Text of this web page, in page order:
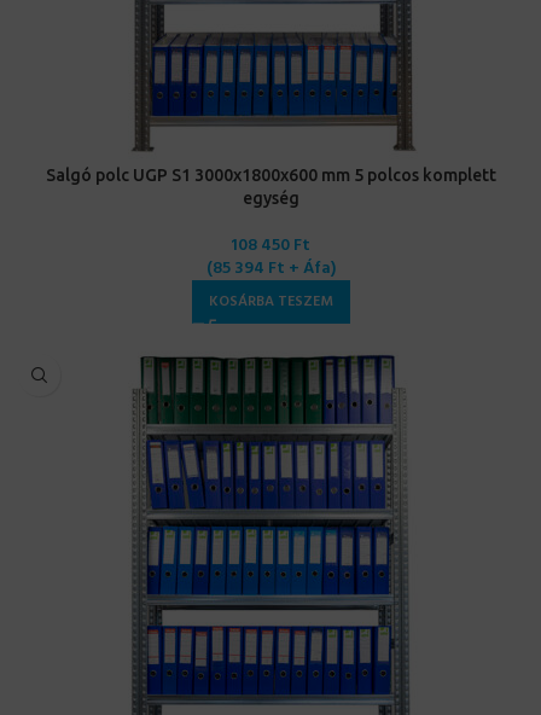
Salgó polc UGP S1 3000x1800x600 mm 5 polcos komplett
egység
108 450Ft
(85 394 Ft + Áfa)
KOSÁRBA TESZEM